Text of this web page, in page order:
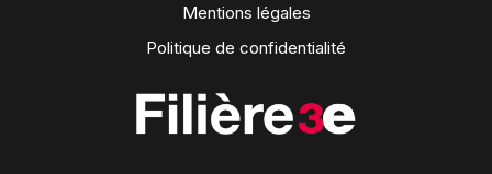
Mentions légales
Politique de confidentialité